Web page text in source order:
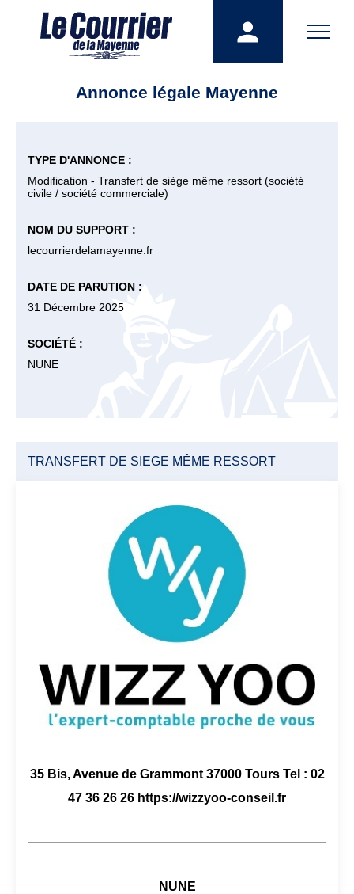
Annonce légale Mayenne
TYPE D'ANNONCE :
Modification - Transfert de siège même ressort (société
civile / société commerciale)
NOM DU SUPPORT :
lecourrierdelamayenne.fr
DATE DE PARUTION :
31 Décembre 2025
SOCIÉTÉ :
NUNE
TRANSFERT DE SIEGE MÊME RESSORT
35 Bis, Avenue de Grammont 37000 Tours Tel : 02
47 36 26 26 https://wizzyoo-conseil.fr
NUNE